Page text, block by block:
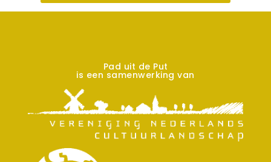
Pad uit de Put
is een samenwerking van